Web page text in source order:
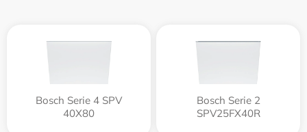
Bosch Serie 4 SPV
40X80
Bosch Serie 2
SPV25FX40R